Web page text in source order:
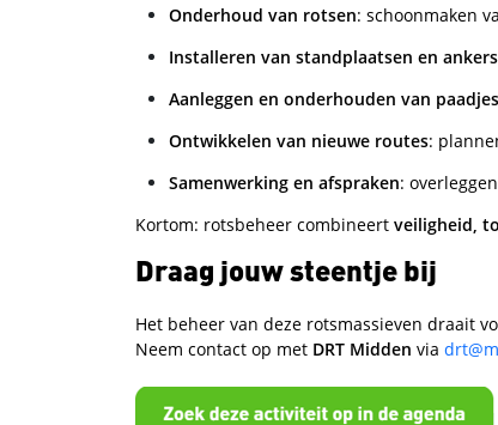
Onderhoud van rotsen: schoonmaken
Installeren van standplaatsen en ankers
Aanleggen en onderhouden van paadjes
Ontwikkelen van nieuwe routes:
Samenwerking en afspraken:
Kortom: rotsbeheer combineert veiligheid,
Draag jouw steentje bij
Het beheer van deze rotsmassieven draait
Neem contact op met DRT Midden via